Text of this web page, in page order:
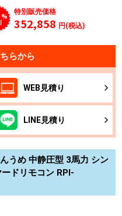
%
特別販売価格
352,858 円(税込)
らから
WEB 見積り
LINE見積り
うめ 中静圧型 3馬力 シン
ドリモコン RPI-